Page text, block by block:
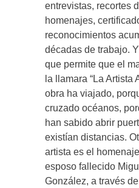
entrevistas, recortes
homenajes,
reconocimientos
décadas de trabajo.
que permite que el
la llamara “La Artista
obra ha viajado,
cruzado océanos,
han sabido abrir
existían distancias.
artista es el
esposo fallecido
González, a través